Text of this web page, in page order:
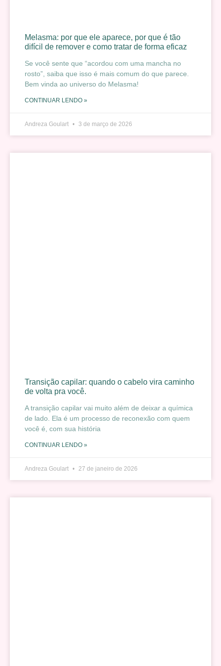
Melasma: por que ele aparece, por que é tão
difícil de remover e como tratar de forma eficaz
Se você sente que “acordou com uma mancha no
rosto”, saiba que isso é mais comum do que parece.
Bem vinda ao universo do Melasma!
CONTINUAR LENDO »
Andreza Goulart 3 de março de 2026
Transição capilar: quando o cabelo vira caminho
de volta pra você.
A transição capilar vai muito além de deixar a química
de lado. Ela é um processo de reconexão com quem
você é, com sua história
CONTINUAR LENDO »
Andreza Goulart 27 de janeiro de 2026